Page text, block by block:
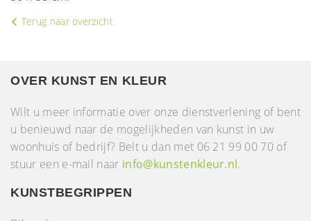
Terug naar overzicht
OVER KUNST EN KLEUR
Wilt u meer informatie over onze dienstverlening of bent
u benieuwd naar de mogelijkheden van kunst in uw
woonhuis of bedrijf? Belt u dan met 06 21 99 00 70 of
stuur een e-mail naar info@kunstenkleur.nl.
KUNSTBEGRIPPEN